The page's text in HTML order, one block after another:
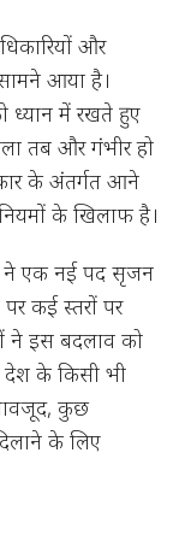
और
आया है।
ध्यान में रखते हुए
तब और गंभीर हो
के अंतर्गत आने
के खिलाफ है।
ने एक नई पद सृजन
कई स्तरों पर
ने इस बदलाव को
देश के किसी भी
कुछ
के लिए